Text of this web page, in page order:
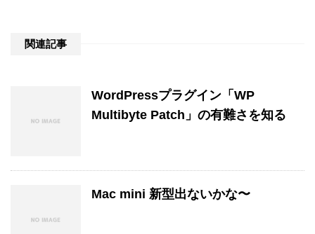
関連記事
WordPressプラグイン「WP
Multibyte Patch」の有難さを知る
Mac mini 新型出ないかな〜